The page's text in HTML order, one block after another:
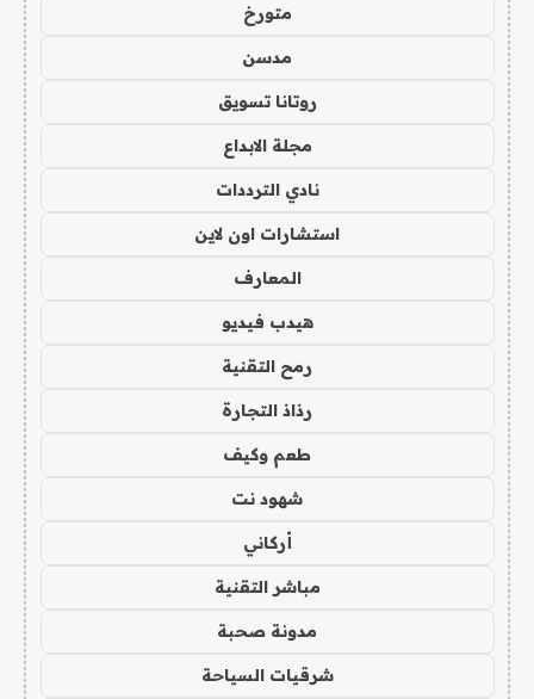
متورخ
مدسن
روتانا تسويق
مجلة الابداع
نادي الترددات
استشارات اون لاين
المعارف
هيدب فيديو
رمح التقنية
رذاذ التجارة
طعم وكيف
شهود نت
أركاني
مباشر التقنية
مدونة صحبة
شرقيات السياحة